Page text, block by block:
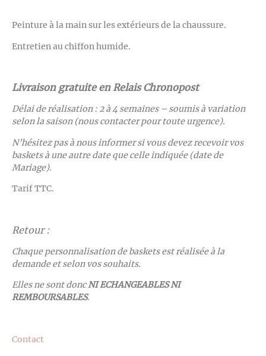
Peinture à la main sur les extérieurs de la chaussure.
Entretien au chiffon humide.
Livraison gratuite en Relais Chronopost
Délai de réalisation : 2 à 4 semaines – soumis à variation
selon la saison (nous contacter pour toute urgence).
N’hésitez pas à nous informer si vous devez recevoir vos
baskets à une autre date que celle indiquée (date de
Mariage).
Tarif TTC.
Retour :
Chaque personnalisation de baskets est réalisée à la
demande et selon vos souhaits.
Elles ne sont doncNI ECHANGEABLES NI
REMBOURSABLES.
Contact